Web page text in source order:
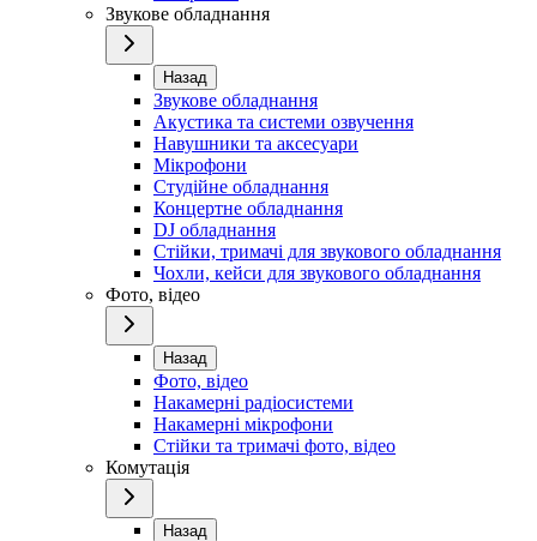
Звукове обладнання
Назад
Звукове обладнання
Акустика та системи озвучення
Навушники та аксесуари
Мікрофони
Студійне обладнання
Концертне обладнання
DJ обладнання
Стійки, тримачі для звукового обладнання
Чохли, кейси для звукового обладнання
Фото, відео
Назад
Фото, відео
Накамерні радіосистеми
Накамерні мікрофони
Стійки та тримачі фото, відео
Комутація
Назад